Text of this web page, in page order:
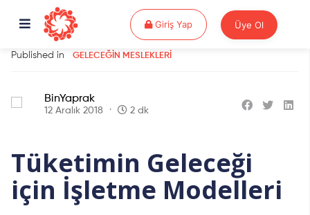
Giriş YapGiriş Yap Üye Ol
Published in GELECEĞIN MESLEKLERI
BinYaprak
12 Aralık 2018 2 dk
Tüketimin Geleceği
için İşletme Modelleri